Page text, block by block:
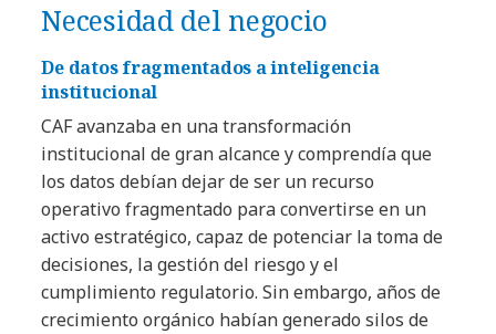
Necesidad del negocio
De datos fragmentados a inteligencia
institucional
CAF avanzaba en una transformación
institucional de gran alcance y comprendía que
los datos debían dejar de ser un recurso
operativo fragmentado para convertirse en un
activo estratégico, capaz de potenciar la toma de
decisiones, la gestión del riesgo y el
cumplimiento regulatorio. Sin embargo, años de
crecimiento orgánico habían generado silos de